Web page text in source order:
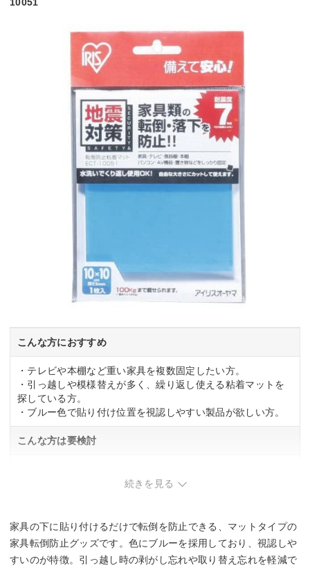
こんな方におすすめ
・テレビや本棚など重い家具を複数固定したい方。
・引っ越しや模様替えが多く、繰り返し使える粘着マットを
探している方。
・ブルー色で貼り付け位置を視認しやすい製品が欲しい方。
こんな方は要検討
・軽い家具や小型機器の固定に使いたい方。
続きを見る
家具の下に貼り付けるだけで転倒を防止できる、マットタイプの
家具転倒防止グッズです。色にブルーを採用しており、視認しや
すいのが特徴。引っ越し時の剥がし忘れや取り替え忘れを軽減で